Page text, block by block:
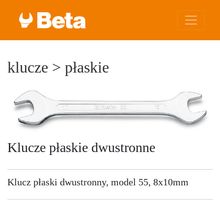
klucze > płaskie
Klucze płaskie dwustronne
Klucz płaski dwustronny, model 55, 8x10mm